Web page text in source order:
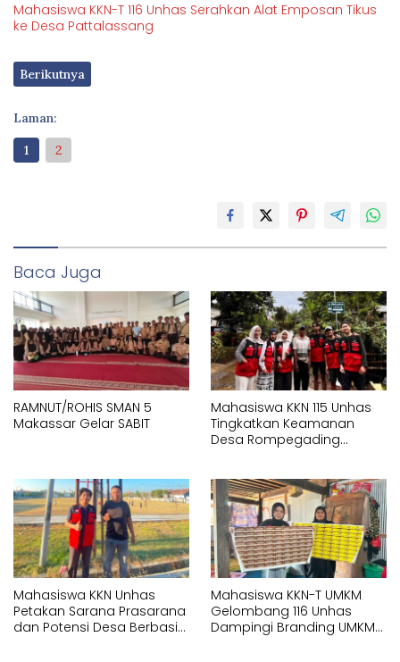
Mahasiswa KKN-T 116 Unhas Serahkan Alat Emposan Tikus
ke Desa Pattalassang
Berikutnya
Laman:
1
2
Baca Juga
RAMNUT/ROHIS SMAN 5
Makassar Gelar SABIT
Mahasiswa KKN 115 Unhas
Tingkatkan Keamanan
Desa Rompegading
Jalan
Mahasiswa KKN Unhas
Petakan Sarana Prasarana
dan Potensi Desa Berbasis
Mahasiswa KKN-T UMKM
Gelombang 116 Unhas
Dampingi Branding UMKM